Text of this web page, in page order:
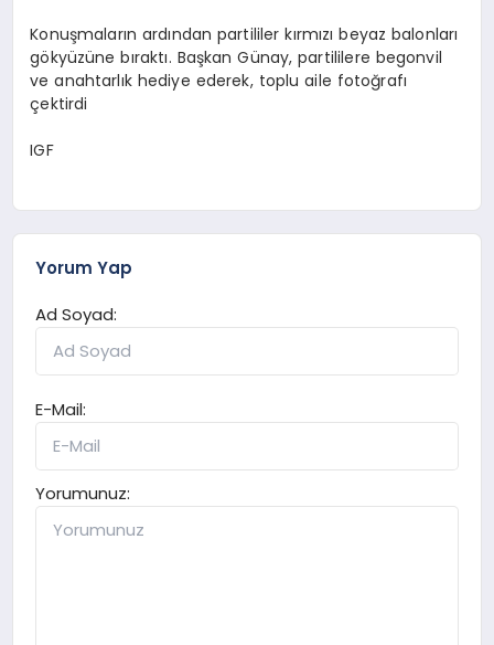
Konuşmaların ardından partililer kırmızı beyaz balonları
gökyüzüne bıraktı. Başkan Günay, partililere begonvil
ve anahtarlık hediye ederek, toplu aile fotoğrafı
çektirdi
IGF
Yorum Yap
Ad Soyad:
E-Mail:
Yorumunuz: